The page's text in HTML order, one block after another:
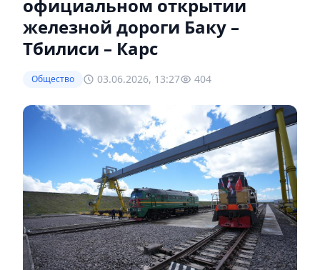
официальном открытии
железной дороги Баку –
Тбилиси – Карс
Общество 03.06.2026, 13:27 404